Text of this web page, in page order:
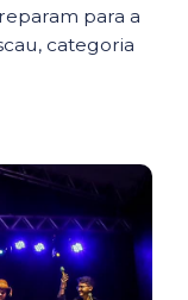
para a
categoria